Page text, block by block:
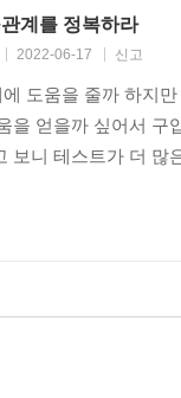
계를 정복하라
2022-06-17 신고
도움을 줄까 하지
을 얻을까 싶어서
보니 테스트가 더